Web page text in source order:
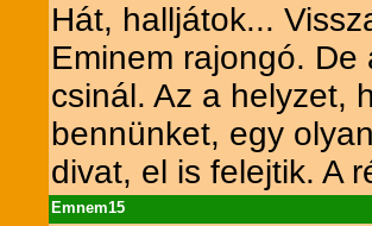
Hát, halljátok...
Eminem rajongó.
csinál. Az a helyzet,
bennünket, egy
divat, el is felejtik. A
Emnem15